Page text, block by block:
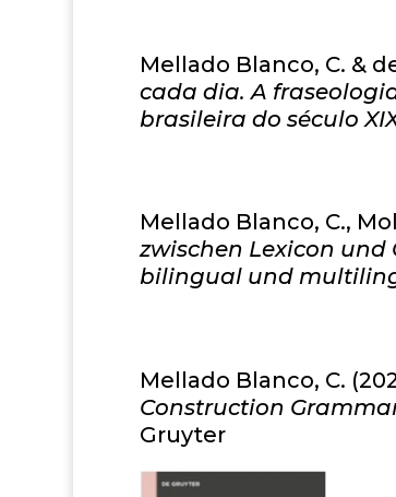
Mellado Blanco, C. &
cada dia. A
brasileira do século
Mellado Blanco, C.,
zwischen Lexicon
bilingual und
Mellado Blanco, C.
Construction
Gruyter